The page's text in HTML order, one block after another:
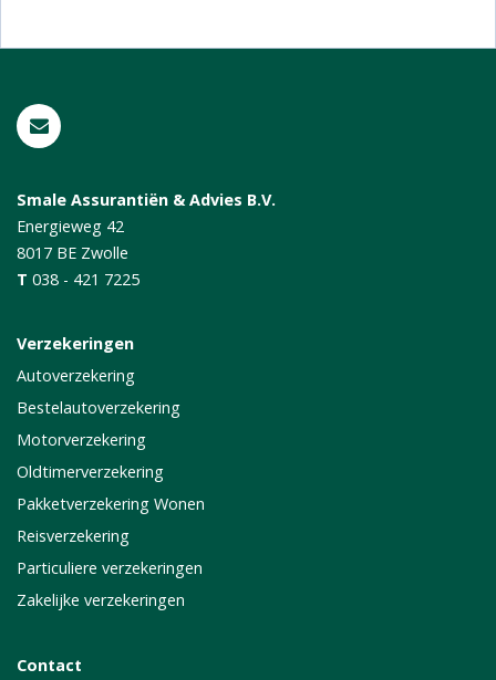
Smale Assurantiën & Advies B.V.
Energieweg 42
8017 BE Zwolle
T 038 - 421 7225
Verzekeringen
Autoverzekering
Bestelautoverzekering
Motorverzekering
Oldtimerverzekering
Pakketverzekering Wonen
Reisverzekering
Particuliere verzekeringen
Zakelijke verzekeringen
Contact